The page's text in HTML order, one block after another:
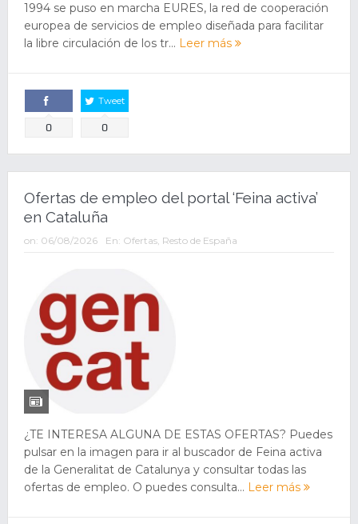
1994 se puso en marcha EURES, la red de cooperación
europea de servicios de empleo diseñada para facilitar
la libre circulación de los tr... Leer más
Comparte
0
Tweet
0
Ofertas de empleo del portal ‘Feina activa’
en Cataluña
on: 06/08/2026 En: Ofertas, Resto de España
¿TE INTERESA ALGUNA DE ESTAS OFERTAS? Puedes
pulsar en la imagen para ir al buscador de Feina activa
de la Generalitat de Catalunya y consultar todas las
ofertas de empleo. O puedes consulta... Leer más